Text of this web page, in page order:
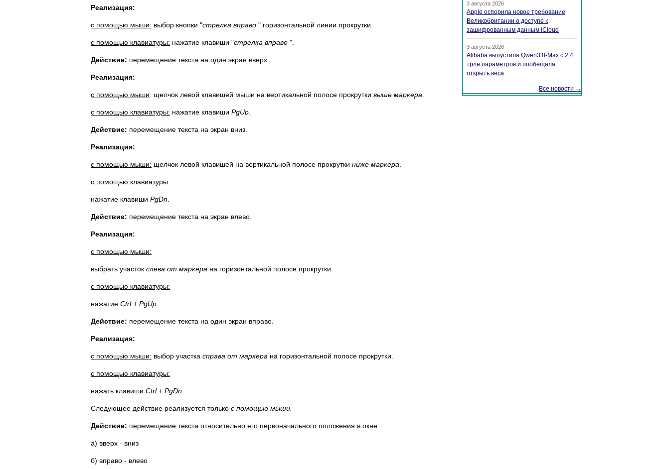
Реализация:
с помощью мыши: выбор кнопки "стрелка вправо " горизонтальной линии прокрутки.
с помощью клавиатуры: нажатие клавиши "стрелка вправо ".
Действие: перемещение текста на один экран вверх.
Реализация:
с помощью мыши: щелчок левой клавишей мыши на вертикальной полосе прокрутки выше маркера
с помощью клавиатуры: нажатие клавиши PgUp
Действие: перемещение текста на экран вниз.
Реализация:
с помощью мыши: щелчок левой клавишей на вертикальной полосе прокрутки ниже маркера
с помощью клавиатуры:
нажатие клавиши PgDn
Действие: перемещение текста на экран влево.
Реализация:
с помощью мыши:
выбрать участок слева от маркера на горизонтальной полосе прокрутки.
с помощью клавиатуры:
нажатие Ctrl + PgUp
Действие: перемещение текста на один экран вправо.
Реализация:
с помощью мыши: выбор участка справа от маркера на горизонтальной полосе прокрутки.
с помощью клавиатуры:
нажать клавиши Ctrl + PgDn
Следующее действие реализуется только с помощью мыши.
Действие: перемещение текста относительно его первоначального положения в окне
а) вверх - вниз
б) вправо - влево
3 августа 2026
Apple оспорила новое требование
Великобритании о доступе к
зашифрованным данным iCloud
3 августа 2026
Alibaba выпустила Qwen3.8-Max с 2,4
трлн параметров и пообещала
открыть веса
Все новости →